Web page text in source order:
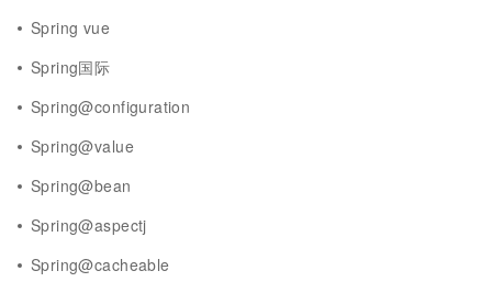
Spring vue
Spring国际
Spring@configuration
Spring@value
Spring@bean
Spring@aspectj
Spring@cacheable